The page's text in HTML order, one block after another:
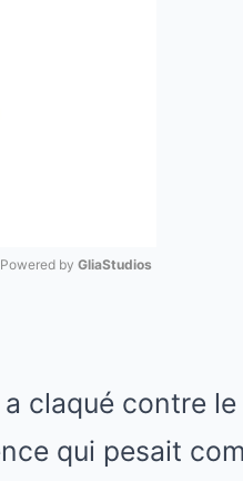
Powered by GliaStudios
claqué contre le
qui pesait